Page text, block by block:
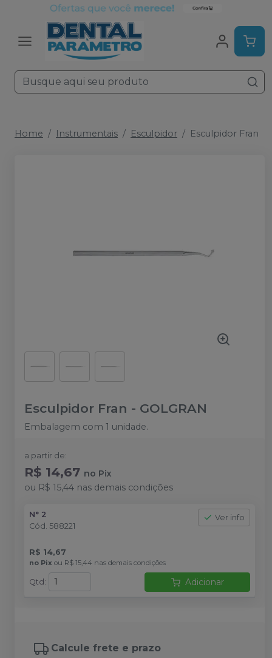
Home Instrumentais Esculpidor Esculpidor Fran
Esculpidor Fran - GOLGRAN
Embalagem com 1 unidade.
a partir de:
R$ 14,67 no Pix
ou R$ 15,44 nas demais condições
N° 2
Cód. 588221
Ver info
R$ 14,67
no Pix ou R$ 15,44 nas demais condições
Qtd : Adicionar
Calcule frete e prazo